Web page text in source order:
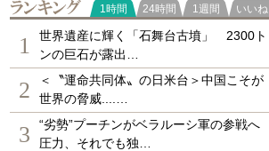
ランキング
1時間 24時間 1週間 いいね
1
世界遺産に輝く「石舞台古墳」 2300ト
ンの巨石が露出…
2
＜〝運命共同体〟の日米台＞中国こそが
世界の脅威....…
3
“劣勢”プーチンがベラルーシ軍の参戦へ
圧力、それでも独…